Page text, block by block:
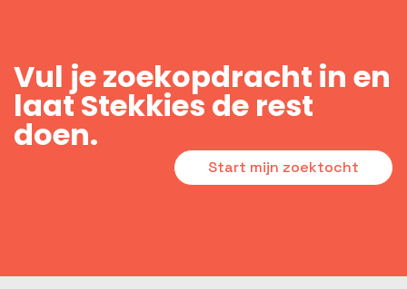
Vul je zoekopdracht in en
laat Stekkies de rest
doen.
Start mijn zoektocht